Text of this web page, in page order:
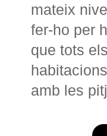
mateix
fer-ho per
que tots
amb les